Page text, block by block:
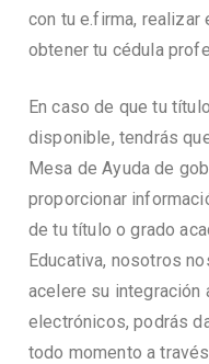
con tu e.firma, realizar
obtener tu cédula
En caso de que tu
disponible, tendrás
Mesa de Ayuda de
proporcionar
de tu título o grado
Educativa, nosotros
acelere su integración
electrónicos, podrás
todo momento a